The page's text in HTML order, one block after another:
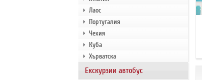
Лаос
Португалия
Чехия
Куба
Хърватска
Екскурзии автобус